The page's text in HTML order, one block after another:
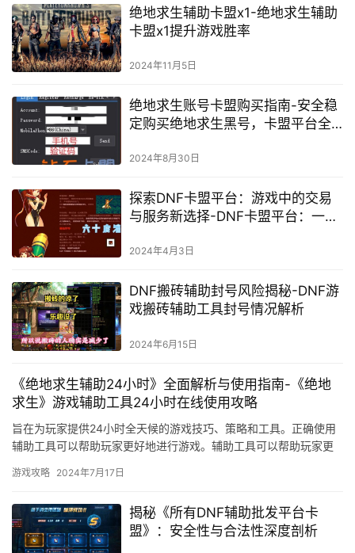
绝地求生辅助卡盟x1-绝地求生辅助
卡盟x1提升游戏胜率
2024年11月5日
绝地求生账号卡盟购买指南-安全稳
定购买绝地求生黑号，卡盟平台全
2024年8月30日
探索DNF卡盟平台：游戏中的交易
与服务新选择-DNF卡盟平台：一站
2024年4月3日
DNF搬砖辅助封号风险揭秘-DNF游
戏搬砖辅助工具封号情况解析
2024年6月15日
《绝地求生辅助24小时》全面解析与使用指南-《绝地
求生》游戏辅助工具24小时在线使用攻略
旨在为玩家提供24小时全天候的游戏技巧、策略和工具。正确使用
辅助工具可以帮助玩家更好地进行游戏。辅助工具可以帮助玩家更
游戏攻略 2024年7月17日
揭秘《所有DNF辅助批发平台卡
盟》：安全性与合法性深度剖析